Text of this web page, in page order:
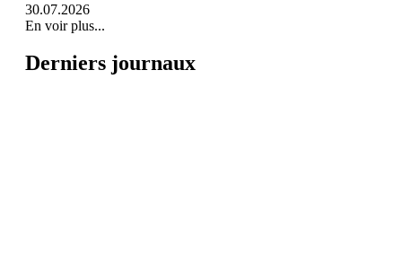
30.07.2026
En voir plus...
Derniers journaux